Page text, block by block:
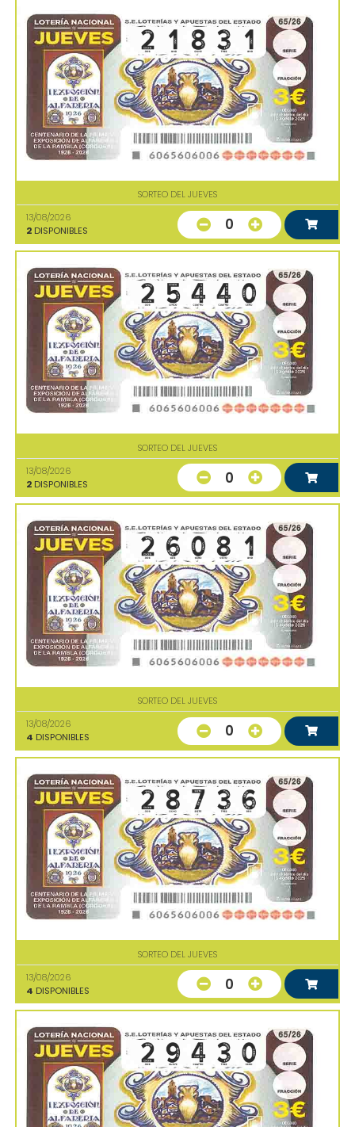
SORTEO DEL JUEVES
13/08/2026
2 DISPONIBLES 0
SORTEO DEL JUEVES
13/08/2026
2 DISPONIBLES 0
SORTEO DEL JUEVES
13/08/2026
4 DISPONIBLES 0
SORTEO DEL JUEVES
13/08/2026
4 DISPONIBLES 0